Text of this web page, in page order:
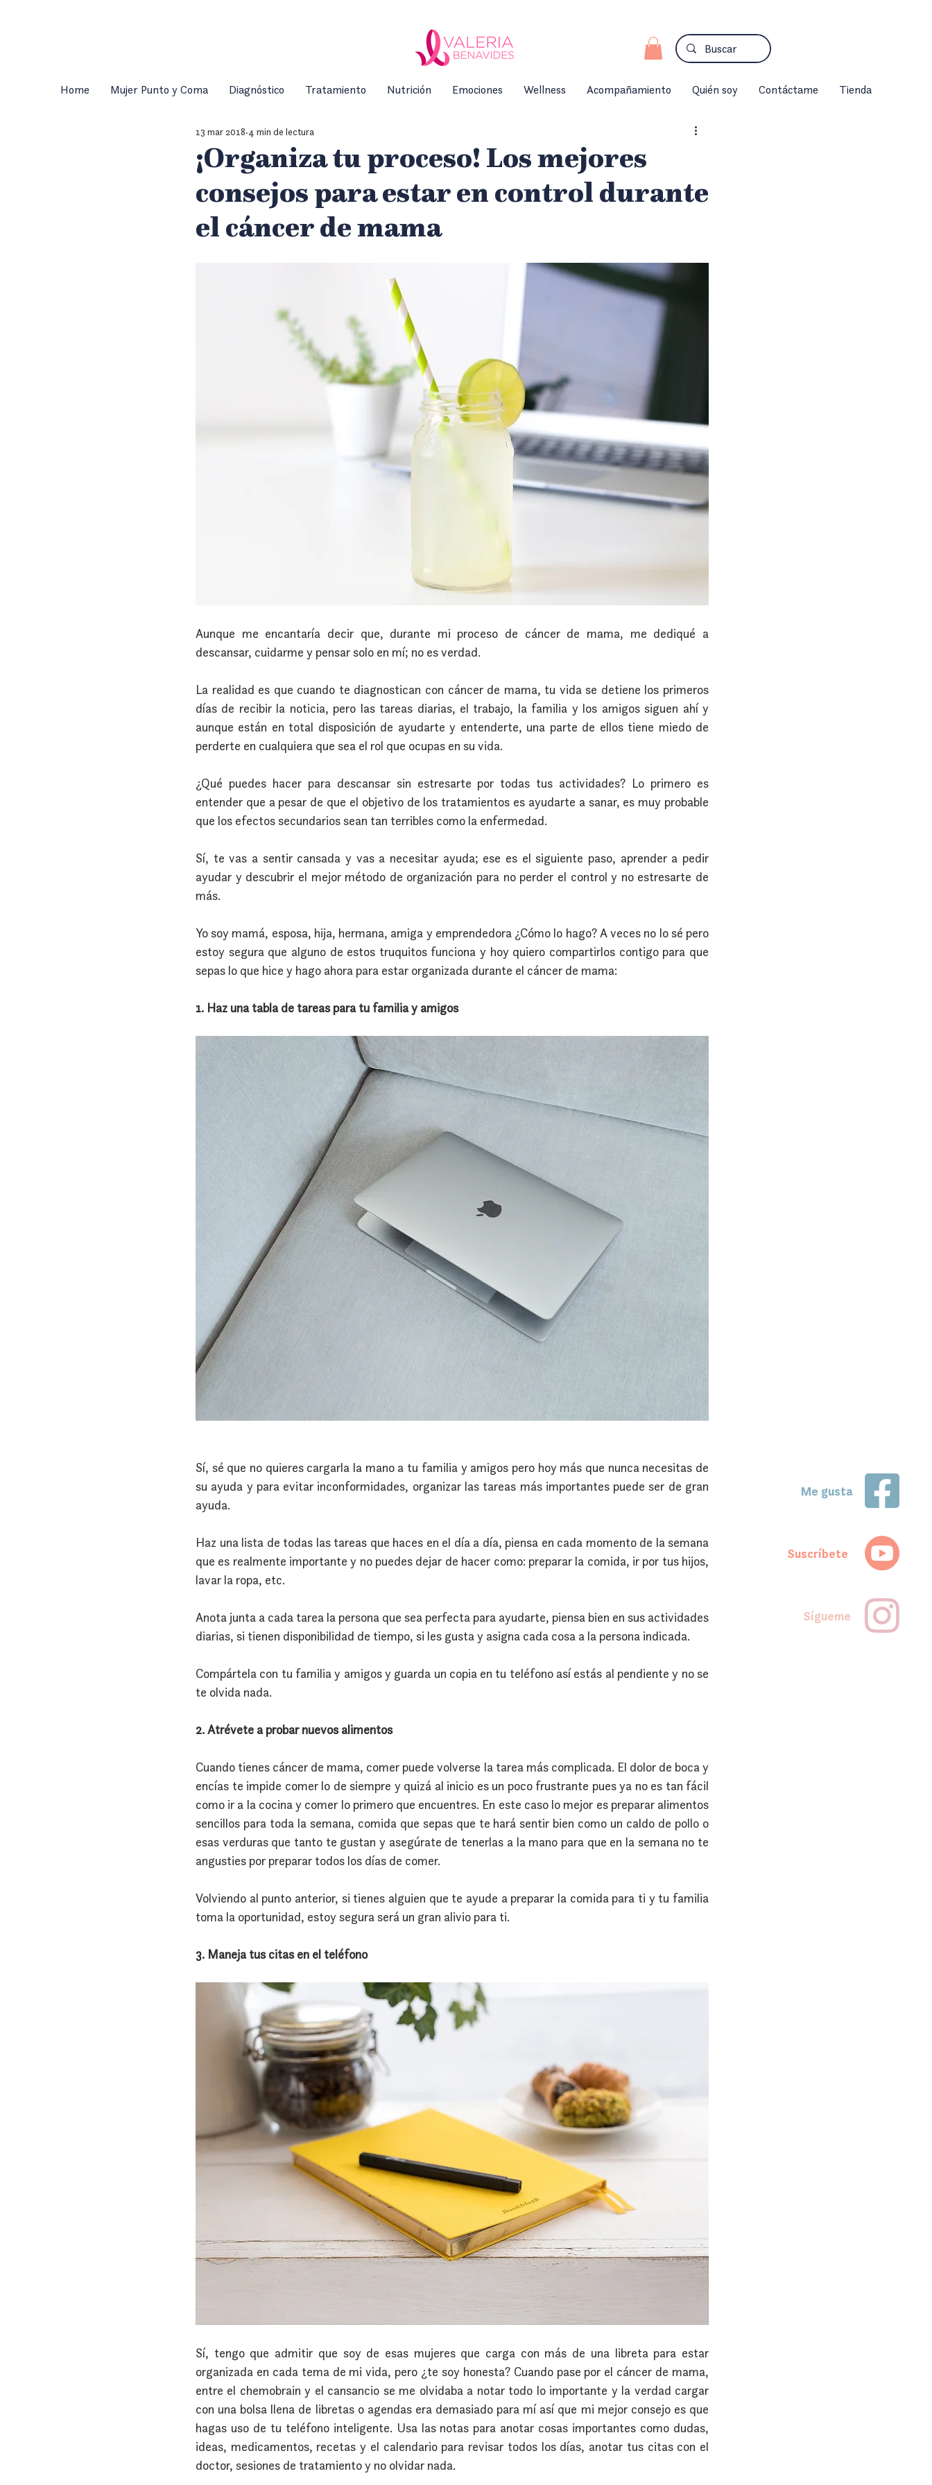
Home Mujer Punto y Coma Diagnóstico Tratamiento Nutrición Emociones Wellness Acompañamiento Quién soy Contáctame Tienda
Me gusta
Suscríbete
Sígueme
¡Organiza tu proceso! Los mejores
consejos para estar en control durante
el cáncer de mama
13 mar 2018 4 min de lectura
Aunque me encantaría decir que, durante mi proceso de cáncer de mama, me dediqué a
descansar, cuidarme y pensar solo en mí; no es verdad.
La realidad es que cuando te diagnostican con cáncer de mama, tu vida se detiene los primeros
días de recibir la noticia, pero las tareas diarias, el trabajo, la familia y los amigos siguen ahí y
aunque están en total disposición de ayudarte y entenderte, una parte de ellos tiene miedo de
perderte en cualquiera que sea el rol que ocupas en su vida.
¿Qué puedes hacer para descansar sin estresarte por todas tus actividades? Lo primero es
entender que a pesar de que el objetivo de los tratamientos es ayudarte a sanar, es muy probable
que los efectos secundarios sean tan terribles como la enfermedad.
Sí, te vas a sentir cansada y vas a necesitar ayuda; ese es el siguiente paso, aprender a pedir
ayudar y descubrir el mejor método de organización para no perder el control y no estresarte de
más.
Yo soy mamá, esposa, hija, hermana, amiga y emprendedora ¿Cómo lo hago? A veces no lo sé pero
estoy segura que alguno de estos truquitos funciona y hoy quiero compartirlos contigo para que
sepas lo que hice y hago ahora para estar organizada durante el cáncer de mama:
1. Haz una tabla de tareas para tu familia y amigos
Sí, sé que no quieres cargarla la mano a tu familia y amigos pero hoy más que nunca necesitas de
su ayuda y para evitar inconformidades, organizar las tareas más importantes puede ser de gran
ayuda.
Haz una lista de todas las tareas que haces en el día a día, piensa en cada momento de la semana
que es realmente importante y no puedes dejar de hacer como: preparar la comida, ir por tus hijos,
lavar la ropa, etc.
Anota junta a cada tarea la persona que sea perfecta para ayudarte, piensa bien en sus actividades
diarias, si tienen disponibilidad de tiempo, si les gusta y asigna cada cosa a la persona indicada.
Compártela con tu familia y amigos y guarda un copia en tu teléfono así estás al pendiente y no se
te olvida nada.
2. Atrévete a probar nuevos alimentos
Cuando tienes cáncer de mama, comer puede volverse la tarea más complicada. El dolor de boca y
encías te impide comer lo de siempre y quizá al inicio es un poco frustrante pues ya no es tan fácil
como ir a la cocina y comer lo primero que encuentres. En este caso lo mejor es preparar alimentos
sencillos para toda la semana, comida que sepas que te hará sentir bien como un caldo de pollo o
esas verduras que tanto te gustan y asegúrate de tenerlas a la mano para que en la semana no te
angusties por preparar todos los días de comer.
Volviendo al punto anterior, si tienes alguien que te ayude a preparar la comida para ti y tu familia
toma la oportunidad, estoy segura será un gran alivio para ti.
3. Maneja tus citas en el teléfono
Sí, tengo que admitir que soy de esas mujeres que carga con más de una libreta para estar
organizada en cada tema de mi vida, pero ¿te soy honesta? Cuando pase por el cáncer de mama,
entre el chemobrain y el cansancio se me olvidaba a notar todo lo importante y la verdad cargar
con una bolsa llena de libretas o agendas era demasiado para mí así que mi mejor consejo es que
hagas uso de tu teléfono inteligente. Usa las notas para anotar cosas importantes como dudas,
ideas, medicamentos, recetas y el calendario para revisar todos los días, anotar tus citas con el
doctor, sesiones de tratamiento y no olvidar nada.